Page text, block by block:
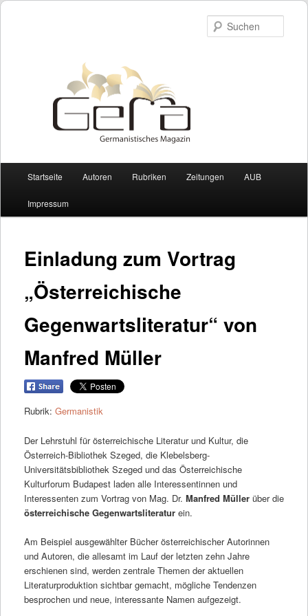
Zum Inhalt wechseln
Zum sekundären Inhalt wechseln
Startseite Autoren Rubriken Zeitungen AUB
Impressum
Einladung zum Vortrag
„Österreichische
Gegenwartsliteratur“ von
Manfred Müller
Rubrik: Germanistik
Der Lehrstuhl für österreichische Literatur und Kultur, die
Österreich-Bibliothek Szeged, die Klebelsberg-
Universitätsbibliothek Szeged und das Österreichische
Kulturforum Budapest laden alle Interessentinnen und
Interessenten zum Vortrag von Mag. Dr. Manfred Müllerüber die
österreichische Gegenwartsliteraturein.
Am Beispiel ausgewählter Bücher österreichischer Autorinnen
und Autoren, die allesamt im Lauf der letzten zehn Jahre
erschienen sind, werden zentrale Themen der aktuellen
Literaturproduktion sichtbar gemacht, mögliche Tendenzen
besprochen und neue, interessante Namen aufgezeigt.